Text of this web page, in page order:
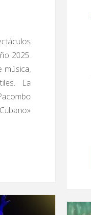
2025.
música,
La